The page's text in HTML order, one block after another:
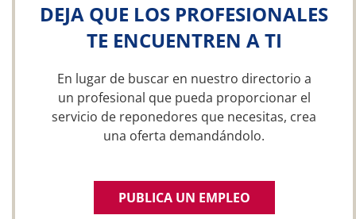
DEJA QUE LOS PROFESIONALES
TE ENCUENTREN A TI
En lugar de buscar en nuestro directorio a
un profesional que pueda proporcionar el
servicio de reponedores que necesitas, crea
una oferta demandándolo.
PUBLICA UN EMPLEO